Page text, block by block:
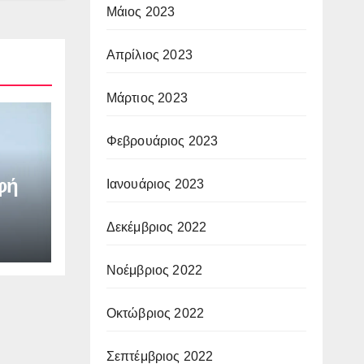
Μάιος 2023
Απρίλιος 2023
Μάρτιος 2023
Φεβρουάριος 2023
Ιανουάριος 2023
Δεκέμβριος 2022
Νοέμβριος 2022
Οκτώβριος 2022
Σεπτέμβριος 2022